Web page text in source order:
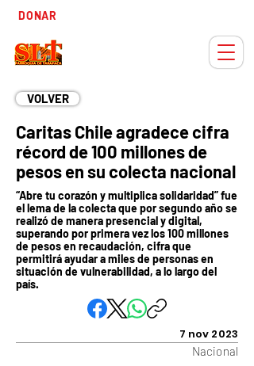
DONAR
VOLVER
Caritas Chile agradece cifra
récord de 100 millones de
pesos en su colecta nacional
“Abre tu corazón y multiplica solidaridad” fue
el lema de la colecta que por segundo año se
realizó de manera presencial y digital,
superando por primera vez los 100 millones
de pesos en recaudación, cifra que
permitirá ayudar a miles de personas en
situación de vulnerabilidad, a lo largo del
país.
7 nov 2023
Nacional